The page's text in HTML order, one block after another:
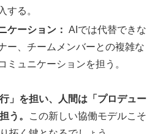
する。
ケーション： AIでは代替できな
ー、チームメンバーとの複雑な
ミュニケーションを担う。
」を担い、人間は「プロデュー
う。
この新しい協働モデルこそ